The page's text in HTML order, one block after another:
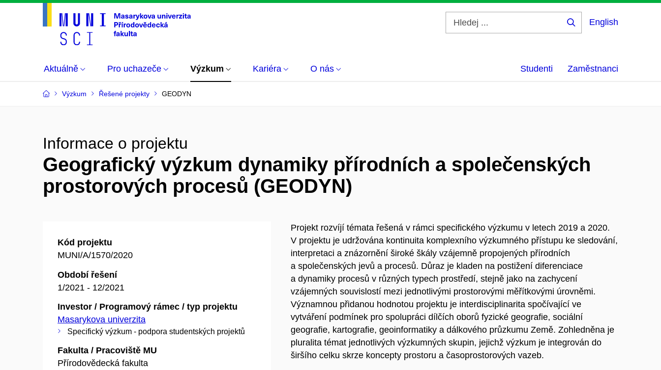
English
Aktuálně Pro uchazeče Výzkum Kariéra O nás Studenti Zaměstnanci
Výzkum Řešené projekty GEODYN
Informace o projektu
Geografický výzkum dynamiky přírodních a společenských
prostorových procesů (GEODYN)
Kód projektu
MUNI/A/1570/2020
Období řešení
1/2021 - 12/2021
Investor / Programový rámec / typ projektu
Masarykova univerzita
Specifický výzkum - podpora studentských projektů
Fakulta / Pracoviště MU
Přírodovědecká fakulta
Projekt rozvíjí témata řešená v rámci specifického výzkumu v letech 2019 a 2020.
V projektu je udržována kontinuita komplexního výzkumného přístupu ke sledování,
interpretaci a znázornění široké škály vzájemně propojených přírodních
a společenských jevů a procesů. Důraz je kladen na postižení diferenciace
a dynamiky procesů v různých typech prostředí, stejně jako na zachycení
vzájemných souvislostí mezi jednotlivými prostorovými měřítkovými úrovněmi.
Významnou přidanou hodnotou projektu je interdisciplinarita spočívající ve
vytváření podmínek pro spolupráci dílčích oborů fyzické geografie, sociální
geografie, kartografie, geoinformatiky a dálkového průzkumu Země. Zohledněna je
pluralita témat jednotlivých výzkumných skupin, jejichž výzkum je integrován do
širšího celku skrze koncepty prostoru a časoprostorových vazeb.